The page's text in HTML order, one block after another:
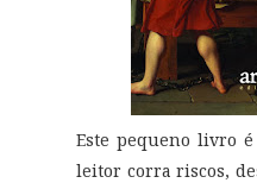
Este pequeno livro
leitor corra riscos,